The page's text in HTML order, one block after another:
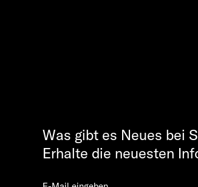
Was gibt es Neues bei
Erhalte die neuesten